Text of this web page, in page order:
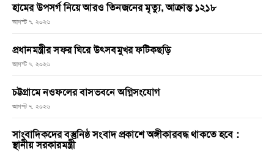
হামের উপসর্গ নিয়ে আরও তিনজনের মৃত্যু, আক্রান্ত ১২১৮
আগস্ট ৭, ২০২৬
প্রধানমন্ত্রীর সফর ঘিরে উৎসবমুখর ফটিকছড়ি
আগস্ট ৭, ২০২৬
চট্টগ্রামে নওফলের বাসভবনে অগ্নিসংযোগ
আগস্ট ৭, ২০২৬
সাংবাদিকদের বস্তুনিষ্ঠ সংবাদ প্রকাশে অঙ্গীকারবদ্ধ থাকতে হবে :
স্থানীয় সরকারমন্ত্রী